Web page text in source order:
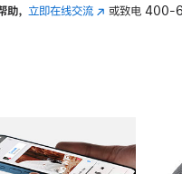
， 立即在线交流(在 或致电 400-